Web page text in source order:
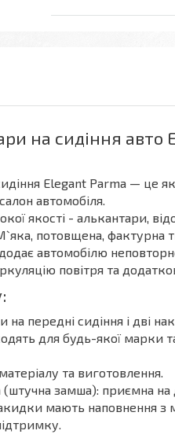
на сидіння авто
Elegant Parma — це
автомобіля.
якості - алькантари,
потовщена, фактурна
автомобілю
повітря та
на передні сидіння і дві
для будь-якої марки
та виготовлення.
(штучна замша): приємна на
мають наповнення з